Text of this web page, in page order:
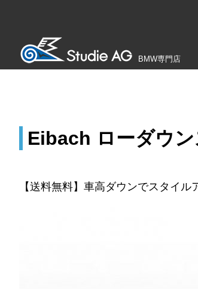
BMW専門店
Eibach ローダウ
【送料無料】車高ダウンでスタイ